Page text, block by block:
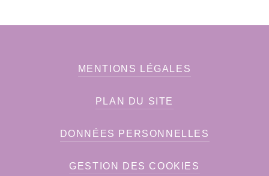
MENTIONS LÉGALES
PLAN DU SITE
DONNÉES PERSONNELLES
GESTION DES COOKIES